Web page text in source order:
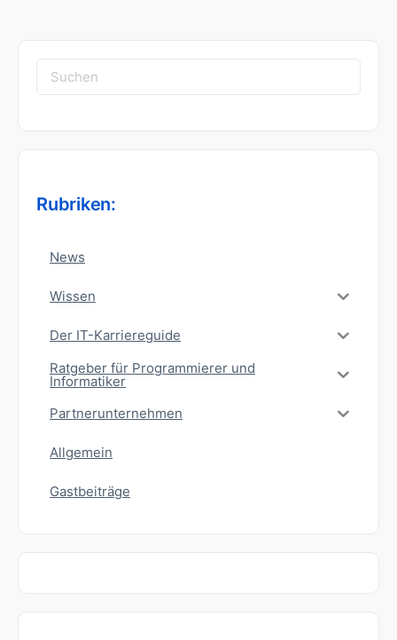
Suchen
nach:
Rubriken:
News
Wissen
Der IT-Karriereguide
Ratgeber für Programmierer und
Informatiker
Partnerunternehmen
Allgemein
Gastbeiträge